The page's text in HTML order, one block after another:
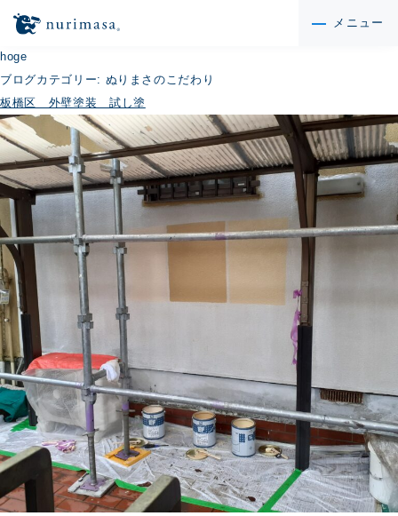
メニュー
hoge
ブログカテゴリー: ぬりまさのこだわり
板橋区 外壁塗装 試し塗